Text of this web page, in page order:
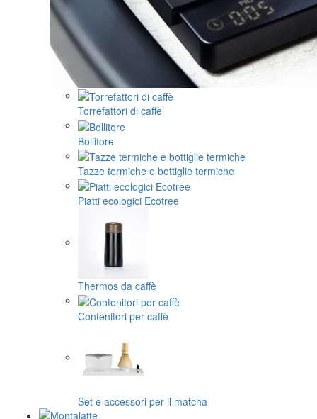
Torrefattori di caffè
Bollitore
Tazze termiche e bottiglie termiche
Piatti ecologici Ecotree
Thermos da caffè
Contenitori per caffè
Set e accessori per il matcha